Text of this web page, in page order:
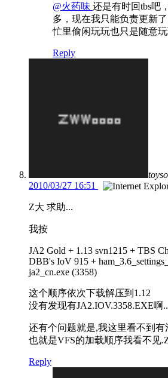
@火药味 还是有时回tbs吧
多，现在我只能负责更新
忙里偷闲玩玩也只是随意
Reply
2010/03/27 16:51
Z大 求助...
我按
JA2 Gold + 1.13 svn1215 + TBS
DBB's IoV 915 +
ja2_cn.exe (3358)
这个顺序依次下载解压到1.12
没有发现有JA2.IOV.3358.EXE啊
还有个问题就是,我这里看不到
也就是VFS的加载顺序我看不见
Reply